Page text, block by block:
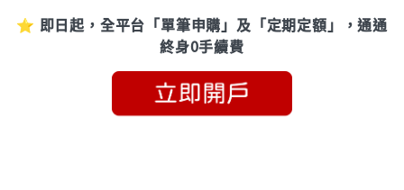
⭐ 即日起，全平台「單筆申購」及「定期定額」，通通
終身0手續費